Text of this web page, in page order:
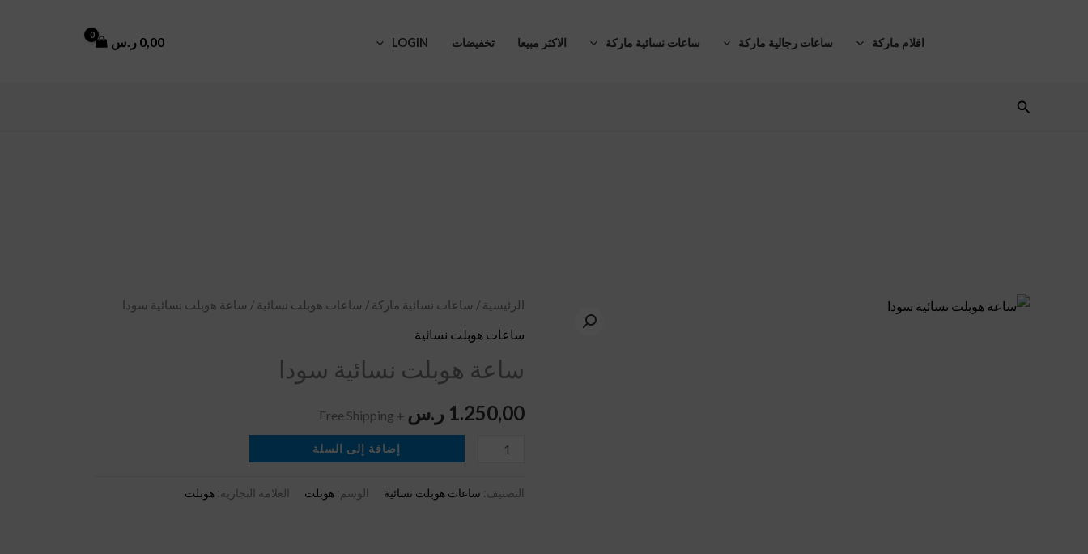
اقلام ماركة ساعات رجالية ماركة ساعات نسائية ماركة الاكثر مبيعا تخفيضات LOGIN
0,00 ر.س
البحث
الرئيسية / ساعات نسائية ماركة / ساعات هوبلت نسائية / ساعة هوبلت نسائية سودا
ساعات هوبلت نسائية
ساعة هوبلت نسائية سودا
1.250,00 ر.س + Free Shipping
كمية
ساعة
نسائية
إضافة إلى السلة
التصنيف: ساعات هوبلت نسائية الوسم:هوبلت العلامة التجارية:هوبلت